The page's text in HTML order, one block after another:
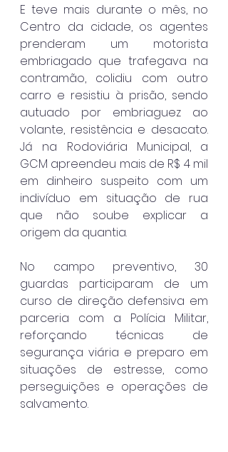
E teve mais durante o mês, no
Centro da cidade, os agentes
prenderam um motorista
embriagado que trafegava na
contramão, colidiu com outro
carro e resistiu à prisão, sendo
autuado por embriaguez ao
volante, resistência e desacato.
Já na Rodoviária Municipal, a
GCM apreendeu mais de R$ 4 mil
em dinheiro suspeito com um
indivíduo em situação de rua
que não soube explicar a
origem da quantia.
No campo preventivo, 30
guardas participaram de um
curso de direção defensiva em
parceria com a Polícia Militar,
reforçando técnicas de
segurança viária e preparo em
situações de estresse, como
perseguições e operações de
salvamento.